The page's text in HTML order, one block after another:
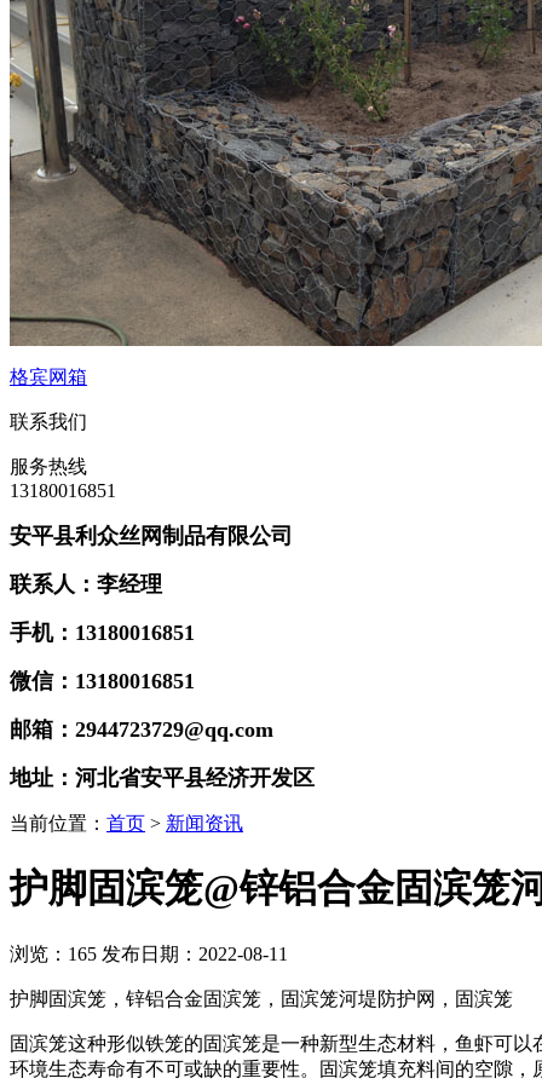
格宾网箱
联系我们
服务热线
13180016851
安平县利众丝网制品有限公司
联系人：李经理
手机：13180016851
微信：13180016851
邮箱：2944723729@qq.com
地址：河北省安平县经济开发区
当前位置： 首页 > 新闻资讯
护脚固滨笼@锌铝合金固滨笼
浏览： 165 发布日期：2022-08-11
护脚固滨笼，锌铝合金固滨笼，固滨笼河堤防护网，固滨笼
固滨笼这种形似铁笼的固滨笼是一种新型生态材料，鱼虾可
环境生态寿命有不可或缺的重要性。固滨笼填充料间的空隙